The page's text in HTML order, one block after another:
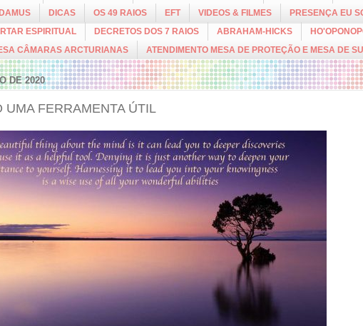
DICAS OS 49 RAIOS EFT VIDEOS & FILMES PRESENÇA EU
ESPIRITUAL
DECRETOS DOS 7 RAIOS ABRAHAM-HICKS
CÂMARAS ARCTURIANAS ATENDIMENTO MESA DE PROTEÇÃO E MESA DE
DE 2020
UMA FERRAMENTA ÚTIL